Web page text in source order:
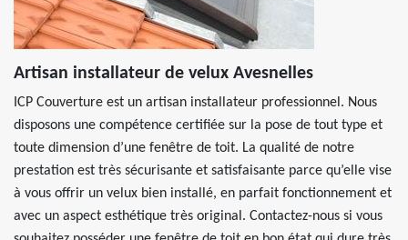
Artisan installateur de velux Avesnelles
ICP Couverture est un artisan installateur professionnel. Nous
disposons une compétence certifiée sur la pose de tout type et
toute dimension d’une fenêtre de toit. La qualité de notre
prestation est très sécurisante et satisfaisante parce qu’elle vise
à vous offrir un velux bien installé, en parfait fonctionnement et
avec un aspect esthétique très original. Contactez-nous si vous